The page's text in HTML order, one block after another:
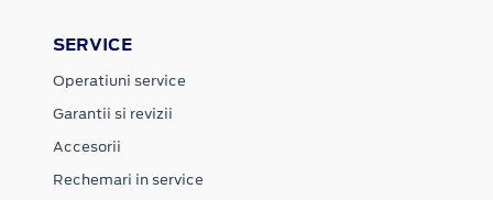
SERVICE
Operatiuni service
Garantii si revizii
Accesorii
Rechemari in service